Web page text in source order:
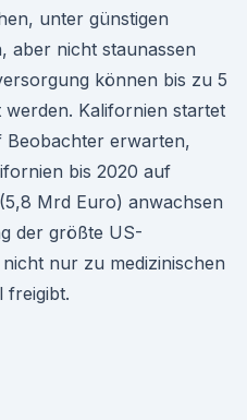
unter günstigen
aber nicht staunassen
können bis zu 5
Kalifornien startet
Beobachter erwarten,
bis 2020 auf
Mrd Euro) anwachsen
der größte US-
nur zu medizinischen
freigibt.